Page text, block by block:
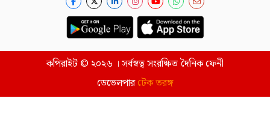
কপিরাইট © ২০২৬ । সর্বস্বত্ব সংরক্ষিত দৈনিক ফেনী
ডেভেলপারটেক তরঙ্গ